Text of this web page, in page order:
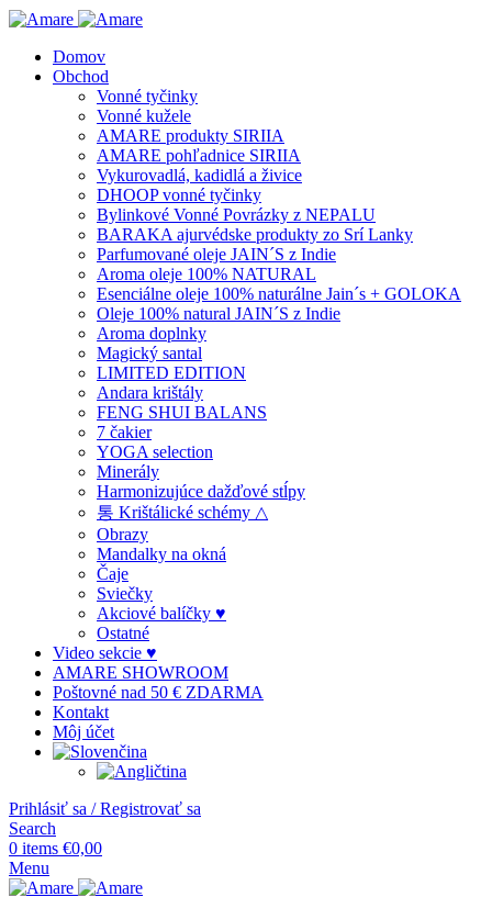
Domov
Obchod
Vonné tyčinky
Vonné kužele
AMARE produkty SIRIIA
AMARE pohľadnice SIRIIA
Vykurovadlá, kadidlá a živice
DHOOP vonné tyčinky
Bylinkové Vonné Povrázky z NEPALU
BARAKA ajurvédske produkty zo Srí Lanky
Parfumované oleje JAIN´S z Indie
Aroma oleje 100% NATURAL
Esenciálne oleje 100% naturálne Jain´s + GOLOKA
Oleje 100% natural JAIN´S z Indie
Aroma doplnky
Magický santal
LIMITED EDITION
Andara krištály
FENG SHUI BALANS
7 čakier
YOGA selection
Minerály
Harmonizujúce dažďové stĺpy
통 Krištálické schémy △
Obrazy
Mandalky na okná
Čaje
Sviečky
Akciové balíčky ♥
Ostatné
Video sekcie ♥
AMARE SHOWROOM
Poštovné nad 50 € ZDARMA
Kontakt
Môj účet
Prihlásiť sa / Registrovať sa
Search
0 items €0,00
Menu